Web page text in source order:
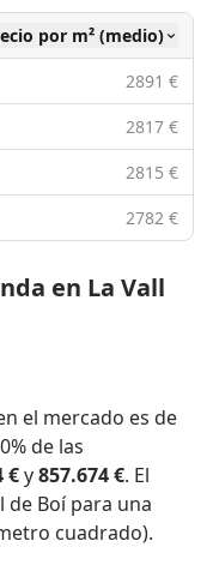
por m² (medio)
2891 €
2817 €
2815 €
2782 €
en La Vall
el mercado es de
de las
€y857.674 €. El
de Boí para una
cuadrado).